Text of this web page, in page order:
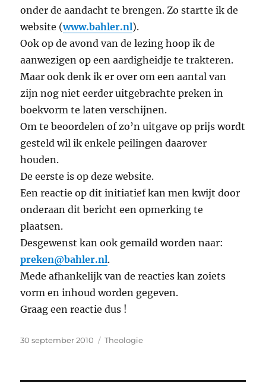
onder de aandacht te brengen. Zo startte ik de
website (www.bahler.nl).
Ook op de avond van de lezing hoop ik de
aanwezigen op een aardigheidje te trakteren.
Maar ook denk ik er over om een aantal van
zijn nog niet eerder uitgebrachte preken in
boekvorm te laten verschijnen.
Om te beoordelen of zo’n uitgave op prijs wordt
gesteld wil ik enkele peilingen daarover
houden.
De eerste is op deze website.
Een reactie op dit initiatief kan men kwijt door
onderaan dit bericht een opmerking te
plaatsen.
Desgewenst kan ook gemaild worden naar:
preken@bahler.nl.
Mede afhankelijk van de reacties kan zoiets
vorm en inhoud worden gegeven.
Graag een reactie dus !
Geplaatst
30 september 2010 Categorieën
Theologie